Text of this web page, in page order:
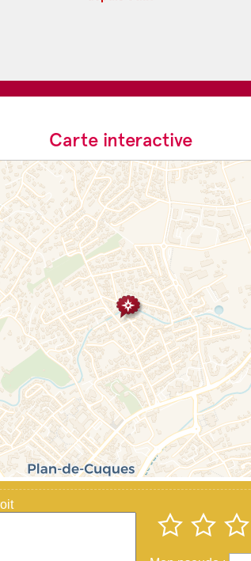
Carte interactive